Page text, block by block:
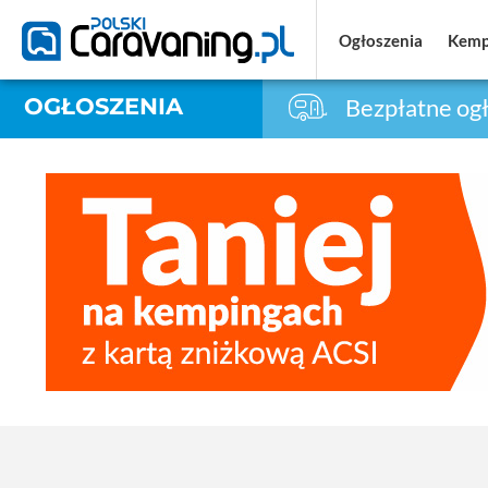
Ogłoszenia
OGŁOSZENIA Bezpłatne
Ogłoszenia